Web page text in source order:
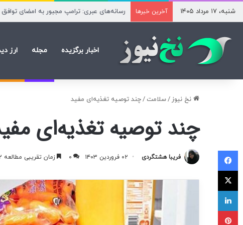
شنبه، ۱۷ مرداد ۱۴۰۵ آخرین خبرها چرخش انتظارات بازار؛ تریدرها روی ثابت
اخبار برگزیده مجله ارز
نخ نیوز /سلامت /چند توصیه تغذیه‌ای مفید
چند توصیه تغذیه‌ای
فریبا هشتگردی ۰۲ فروردین ۱۴۰۳ ۰ زمان تقریبی مطالعه ۲ دقیقه
فیسبوک